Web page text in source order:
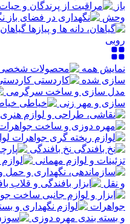
باز
وحش
روبی
نمایش همه
سازی شده
مدل سازی و ساخت سرگرمی
سازی و مهر زنی
نخ بافندگی
تزئینات و لوازم مهمانی
و نقل
جواهرات
و بسته بندی مهره دوزی